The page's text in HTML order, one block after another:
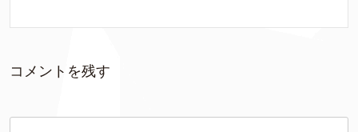
コメントを残す